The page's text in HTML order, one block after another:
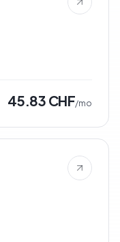
45.83 CHF/mo